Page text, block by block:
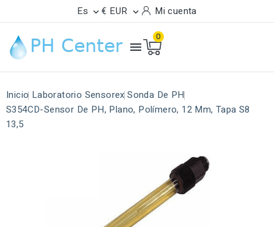
Es € EUR  Mi cuenta

0
Inicio Laboratorio Sensorex Sonda De PH
S354CD-Sensor De PH, Plano, Polímero, 12 Mm, Tapa S8
13,5